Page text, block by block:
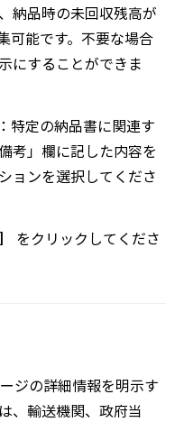
納品時の未回収残高が
可能です。不要な場合
にすることができま
：特定の納品書に関連す
考」欄に記した内容を
ョンを選択してくださ
をクリックしてくださ
ジの詳細情報を明示す
、輸送機関、政府当